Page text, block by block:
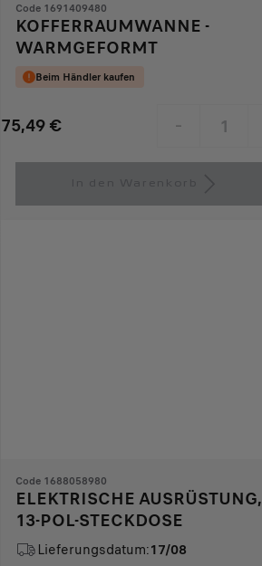
Code 1691409480
KOFFERRAUMWANNE -
WARMGEFORMT
Beim Händler kaufen
75,49€
Price
75,49
-
Quantity
to:
Code 1688058980
ELEKTRISCHE AUSRÜSTUNG,
13-POL-STECKDOSE
Lieferungsdatum:17/08